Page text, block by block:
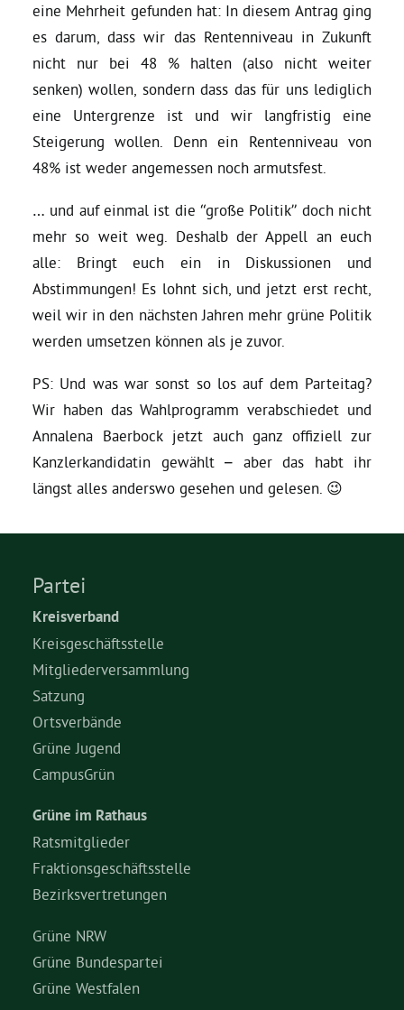
Fraktionsgeschäftsstelle
Bezirksvertretungen
Aktiv werden
Termine
Arbeitsgruppen
Kommunalpolitik
Engagement-Sprechstunde
Grüne Jugend
Aktuelles
Termine
Kontakt
eine Mehrheit gefunden hat: In diesem Antrag ging
es darum, dass wir das Rentenniveau in Zukunft
nicht nur bei 48 % halten (also nicht weiter
senken) wollen, sondern dass das für uns lediglich
eine Untergrenze ist und wir langfristig eine
Steigerung wollen. Denn ein Rentenniveau von
48% ist weder angemessen noch armutsfest.
… und auf einmal ist die “große Politik” doch nicht
mehr so weit weg. Deshalb der Appell an euch
alle: Bringt euch ein in Diskussionen und
Abstimmungen! Es lohnt sich, und jetzt erst recht,
weil wir in den nächsten Jahren mehr grüne Politik
werden umsetzen können als je zuvor.
PS: Und was war sonst so los auf dem Parteitag?
Wir haben das Wahlprogramm verabschiedet und
Annalena Baerbock jetzt auch ganz offiziell zur
Kanzlerkandidatin gewählt – aber das habt ihr
längst alles anderswo gesehen und gelesen. 😉
Partei
Kreisverband
Kreisgeschäftsstelle
Mitgliederversammlung
Satzung
Ortsverbände
Grüne Jugend
CampusGrün
Grüne im Rathaus
Ratsmitglieder
Fraktionsgeschäftsstelle
Bezirksvertretungen
Grüne NRW
Grüne Bundespartei
Grüne Westfalen